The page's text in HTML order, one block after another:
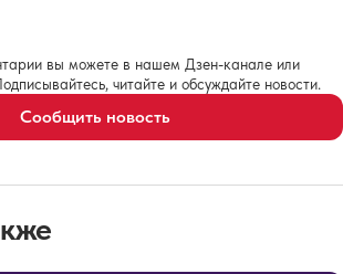
вы можете в нашем Дзен-канале или
читайте и обсуждайте новости.
Сообщить новость